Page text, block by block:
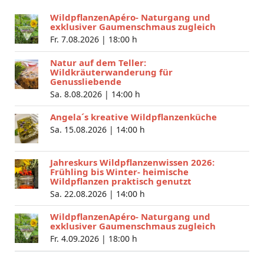
WildpflanzenApéro- Naturgang und
exklusiver Gaumenschmaus zugleich
Fr. 7.08.2026 | 18:00 h
Natur auf dem Teller:
Wildkräuterwanderung für
Genussliebende
Sa. 8.08.2026 | 14:00 h
Angela´s kreative Wildpflanzenküche
Sa. 15.08.2026 | 14:00 h
Jahreskurs Wildpflanzenwissen 2026:
Frühling bis Winter- heimische
Wildpflanzen praktisch genutzt
Sa. 22.08.2026 | 14:00 h
WildpflanzenApéro- Naturgang und
exklusiver Gaumenschmaus zugleich
Fr. 4.09.2026 | 18:00 h